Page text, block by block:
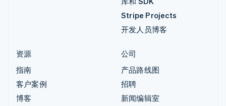
Stripe Projects
开发人员博客
资源
指南
客户案例
博客
公司
产品路线图
招聘
新闻编辑室